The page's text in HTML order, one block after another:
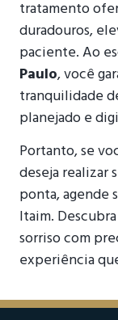
tratamento
duradouros,
paciente. Ao
Paulo, você
tranquilidade
planejado e
Portanto, se
deseja realizar
ponta, agende
Itaim.
sorriso com
experiência